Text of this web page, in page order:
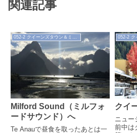
関連記事
Milford Sound（ミルフォ
ードサウンド）へ
Te Anauで昼食を取ったあとは一
クイ
ニュー
前中は